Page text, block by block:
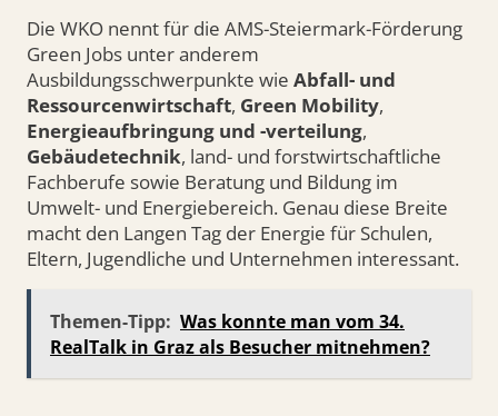
Die WKO nennt für die AMS-Steiermark-Förderung
Green Jobs unter anderem
Ausbildungsschwerpunkte wie Abfall- und
Ressourcenwirtschaft, Green Mobility,
Energieaufbringung und -verteilung,
Gebäudetechnik, land- und forstwirtschaftliche
Fachberufe sowie Beratung und Bildung im
Umwelt- und Energiebereich. Genau diese Breite
macht den Langen Tag der Energie für Schulen,
Eltern, Jugendliche und Unternehmen interessant.
Themen-Tipp: Was konnte man vom 34.
RealTalk in Graz als Besucher mitnehmen?